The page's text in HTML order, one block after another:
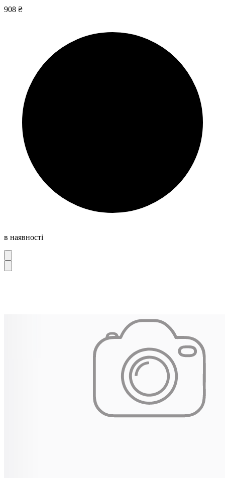
908 ₴
в наявності